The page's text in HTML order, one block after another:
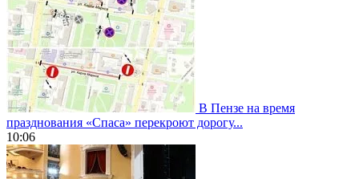
В Пензе на время
празднования «Спаса» перекроют дорогу...
10:06